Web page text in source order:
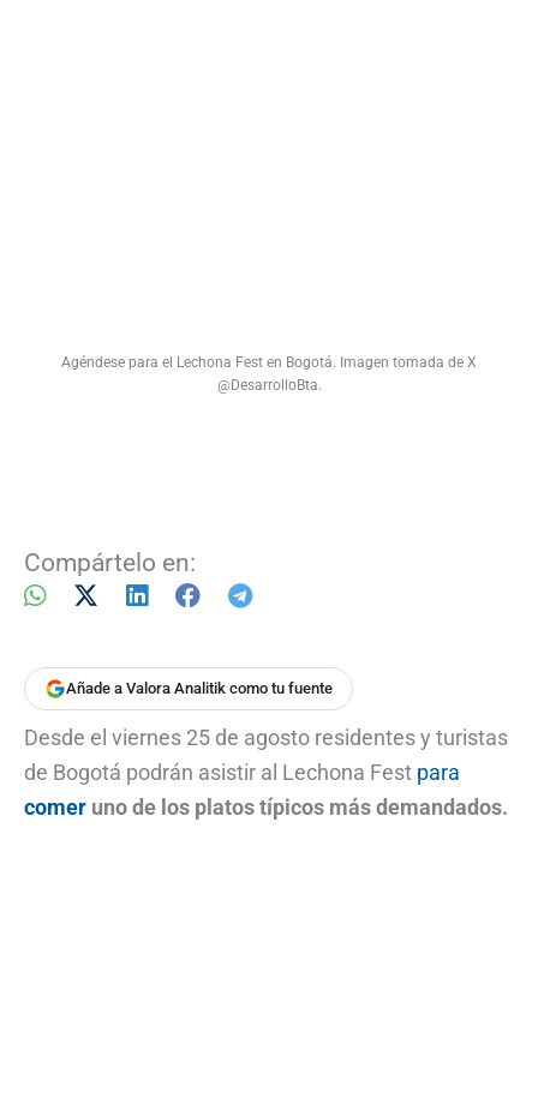
Agéndese para el Lechona Fest en Bogotá. Imagen tomada de X
@DesarrolloBta.
Compártelo en:
Añade a Valora Analitik como tu fuente
Desde el viernes 25 de agosto residentes y turistas
de Bogotá podrán asistir al Lechona Fest para
comer uno de los platos típicos más demandados.